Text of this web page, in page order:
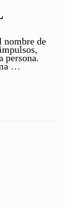
nombre de
persona.
…